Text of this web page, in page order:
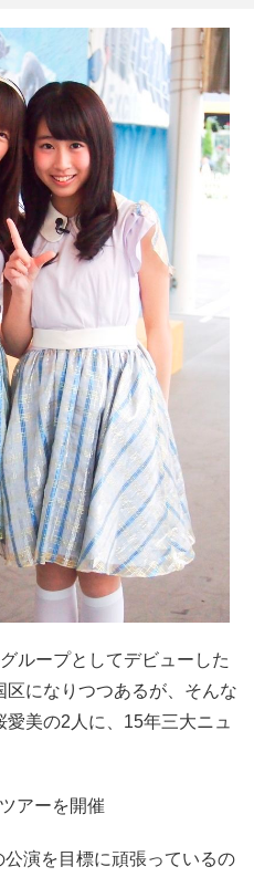
ループとしてデビューした
区になりつつあるが、そんな
美の2人に、15年三大ニュ
アーを開催
演を目標に頑張っているの